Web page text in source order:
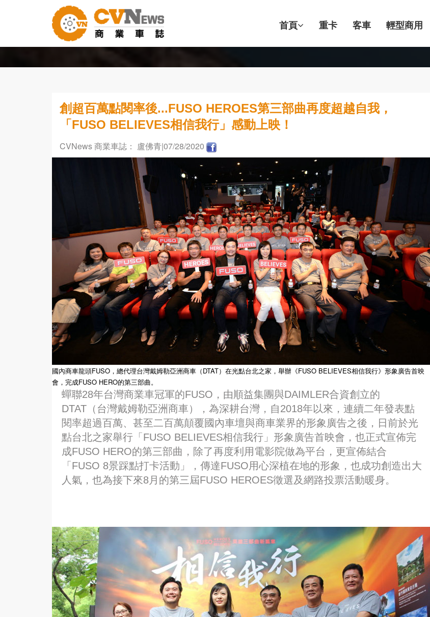
首頁 重卡 客車 輕型商用
創超百萬點閱率後...FUSO HEROES第三部曲再度超越自我，
「FUSO BELIEVES相信我行」感動上映！
CVNews 商業車誌： 盧佛青|07/28/2020
國內商車龍頭FUSO，總代理台灣戴姆勒亞洲商車（DTAT）在光點台北之家，舉辦《FUSO BELIEVES相信我行》形象廣告首映
會，完成FUSO HERO的第三部曲。
蟬聯28年台灣商業車冠軍的FUSO，由順益集團與DAIMLER合資創立的
DTAT（台灣戴姆勒亞洲商車），為深耕台灣，自2018年以來，連續二年發表點
閱率超過百萬、甚至二百萬顛覆國內車壇與商車業界的形象廣告之後，日前於光
點台北之家舉行「FUSO BELIEVES相信我行」形象廣告首映會，也正式宣佈完
成FUSO HERO的第三部曲，除了再度利用電影院做為平台，更宣佈結合
「FUSO 8景踩點打卡活動」，傳達FUSO用心深植在地的形象，也成功創造出大
人氣，也為接下來8月的第三屆FUSO HEROES徵選及網路投票活動暖身。